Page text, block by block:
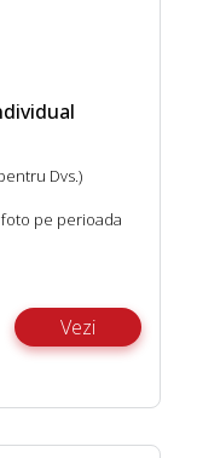
Dvs.)
pe perioada
Vezi